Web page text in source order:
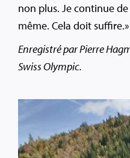
non plus. Je continue
même. Cela doit suffire.»
Enregistré par Pierre
Swiss Olympic.